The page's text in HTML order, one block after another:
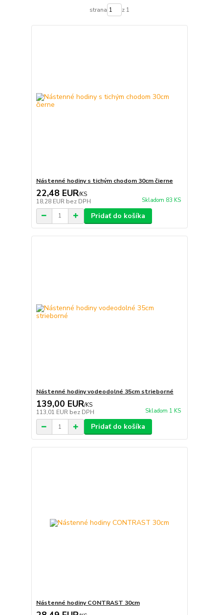
strana z 1
Nástenné hodiny s tichým chodom 30cm čierne
22,48 EUR/KS
18,28 EUR bez DPH Skladom 83 KS
Pridať do košíka
Nástenné hodiny vodeodolné 35cm strieborné
139,00 EUR/KS
113,01 EUR bez DPH Skladom 1 KS
Pridať do košíka
Nástenné hodiny CONTRAST 30cm